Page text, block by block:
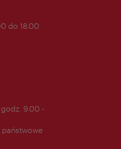
do 18.00
godz. 9.00 -
państwowe